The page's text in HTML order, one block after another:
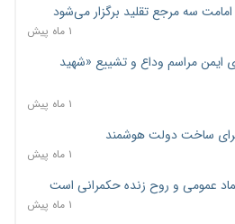
امامت سه مرجع تقلید برگزار می‌شود
۱ ماه پیش
ایمن مراسم وداع و تشییع «شهید
۱ ماه پیش
برای ساخت دولت هوشمند
۱ ماه پیش
عمومی و روح زنده حکمرانی است
۱ ماه پیش